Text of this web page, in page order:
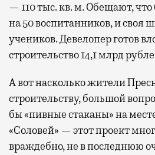
— 110 тыс. кв. м. Обещают, что
на 50 воспитанников, и своя
учеников. Девелопер готов
строительство 14,1 млрд
А вот насколько жители
строительству, большой
бы «пивные стаканы» на
«Соловей» — этот проект
враждебно, не в последнюю